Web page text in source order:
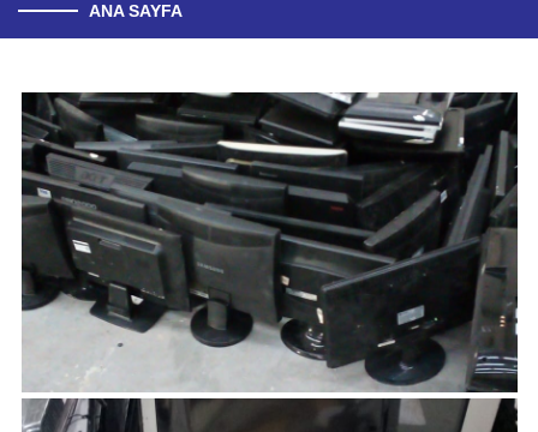
ANA SAYFA